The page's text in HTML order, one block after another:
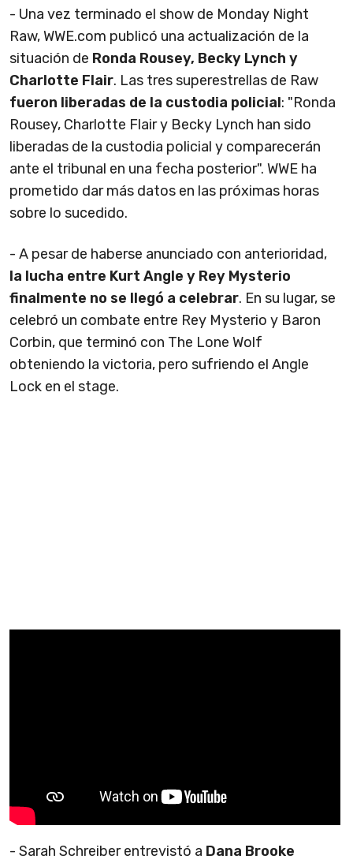
- Una vez terminado el show de Monday Night
Raw, WWE.com publicó una actualización de la
situación de Ronda Rousey, Becky Lynch y
Charlotte Flair. Las tres superestrellas de Raw
fueron liberadas de la custodia policial: "Ronda
Rousey, Charlotte Flair y Becky Lynch han sido
liberadas de la custodia policial y comparecerán
ante el tribunal en una fecha posterior". WWE ha
prometido dar más datos en las próximas horas
sobre lo sucedido.
- A pesar de haberse anunciado con anterioridad,
la lucha entre Kurt Angle y Rey Mysterio
finalmente no se llegó a celebrar. En su lugar, se
celebró un combate entre Rey Mysterio y Baron
Corbin, que terminó con The Lone Wolf
obteniendo la victoria, pero sufriendo el Angle
Lock en el stage.
- Sarah Schreiber entrevistó a Dana Brooke